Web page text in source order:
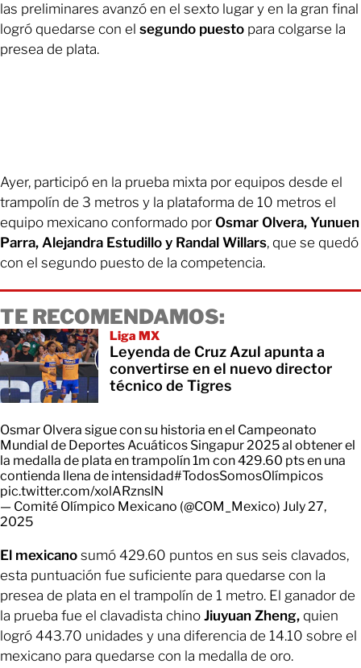
las preliminares avanzó en el sexto lugar y en la gran final
logró quedarse con el segundo puesto para colgarse la
presea de plata.
Ayer, participó en la prueba mixta por equipos desde el
trampolín de 3 metros y la plataforma de 10 metros el
equipo mexicano conformado por Osmar Olvera, Yunuen
Parra, Alejandra Estudillo y Randal Willars, que se quedó
con el segundo puesto de la competencia.
TE RECOMENDAMOS:
Liga MX
Leyenda de Cruz Azul apunta a
convertirse en el nuevo director
técnico de Tigres
Osmar Olvera sigue con su historia en el Campeonato
Mundial de Deportes Acuáticos Singapur 2025 al obtener el
la medalla de plata en trampolín 1m con 429.60 pts en una
contienda llena de intensidad#TodosSomosOlímpicos
pic.twitter.com/xolARznslN
— Comité Olímpico Mexicano (@COM_Mexico) July 27,
2025
El mexicano sumó 429.60 puntos en sus seis clavados,
esta puntuación fue suficiente para quedarse con la
presea de plata en el trampolín de 1 metro. El ganador de
la prueba fue el clavadista chino Jiuyuan Zheng, quien
logró 443.70 unidades y una diferencia de 14.10 sobre el
mexicano para quedarse con la medalla de oro.